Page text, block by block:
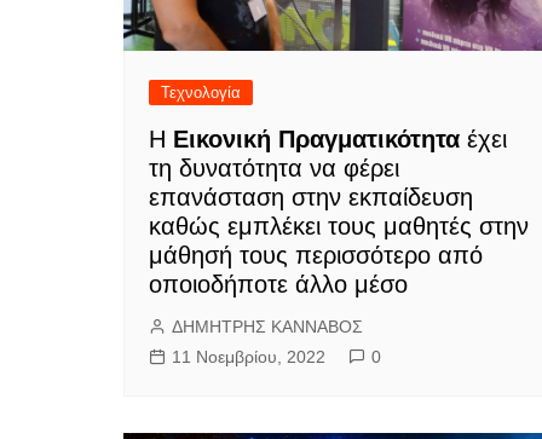
Τεχνολογία
Η Εικονική Πραγματικότητα έχει
τη δυνατότητα να φέρει
επανάσταση στην εκπαίδευση
καθώς εμπλέκει τους μαθητές στην
μάθησή τους περισσότερο από
οποιοδήποτε άλλο μέσο
ΔΗΜΗΤΡΗΣ ΚΑΝΝΑΒΟΣ
11 Νοεμβρίου, 2022
0